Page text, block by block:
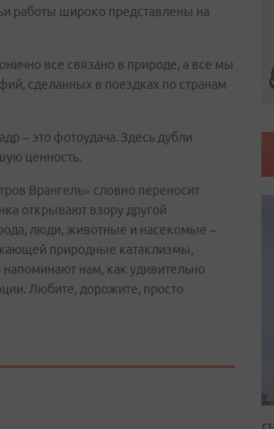
работы широко представлены на
все связано в природе, а все мы
сделанных в поездках по странам
– это фотоудача. Здесь дубли
ценность.
Врангель» словно переносит
открывают взору другой
люди, животные и насекомые –
природные катаклизмы,
нам, как удивительно
Любите, дорожите, просто